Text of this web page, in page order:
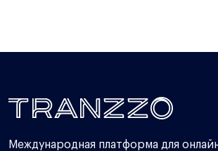
Международная платформа для